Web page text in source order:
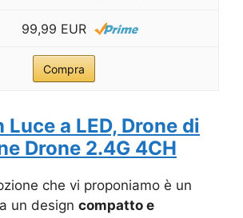
99,99 EUR
Compra
Luce a LED, Drone di
Drone 2.4G 4CH
che vi proponiamo è un
un design compatto e